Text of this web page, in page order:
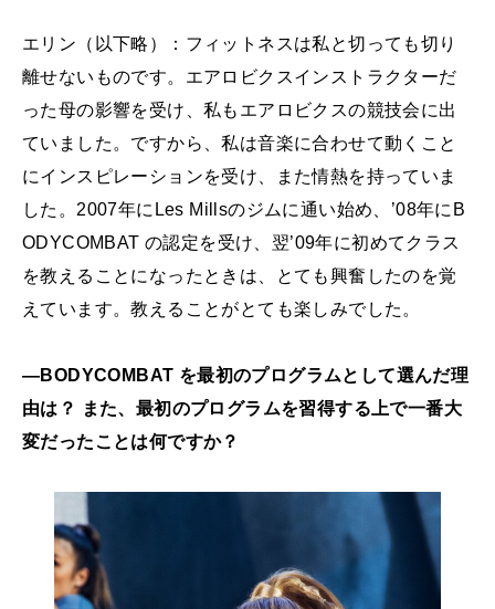
エリン（以下略）：フィットネスは私と切っても切り
離せないものです。エアロビクスインストラクターだ
った母の影響を受け、私もエアロビクスの競技会に出
ていました。ですから、私は音楽に合わせて動くこと
にインスピレーションを受け、また情熱を持っていま
した。2007年にLes Millsのジムに通い始め、’08年にB
ODYCOMBAT の認定を受け、翌’09年に初めてクラス
を教えることになったときは、とても興奮したのを覚
えています。教えることがとても楽しみでした。
―BODYCOMBAT を最初のプログラムとして選んだ理
由は？ また、最初のプログラムを習得する上で一番大
変だったことは何ですか？